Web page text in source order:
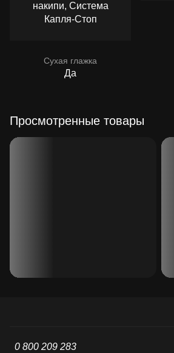
накипи, Система
Капля-Стоп
Сухая глажка
Да
Просмотренные товары
0 800 209 283